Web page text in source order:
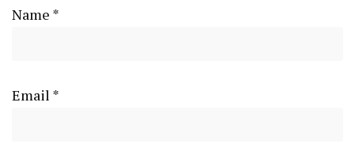
Name *
Email *